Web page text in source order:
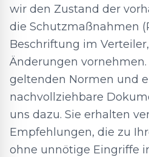
wir den Zustand der
die Schutzmaßnahmen
Beschriftung im
Änderungen
geltenden Normen und
nachvollziehbare
uns dazu. Sie erhalten
Empfehlungen, die zu
ohne unnötige Eingriffe